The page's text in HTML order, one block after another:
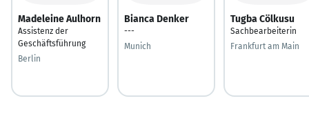
Madeleine Aulhorn
Assistenz der
Geschäftsführung
Berlin
Bianca Denker
---
Munich
Tugba Cölkusu
Sachbearbeiterin
Frankfurt am Main